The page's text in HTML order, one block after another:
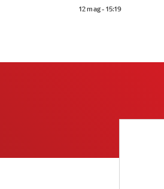
12 mag - 15:19